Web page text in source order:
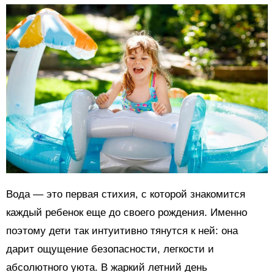
Вода — это первая стихия, с которой знакомится
каждый ребенок еще до своего рождения. Именно
поэтому дети так интуитивно тянутся к ней: она
дарит ощущение безопасности, легкости и
абсолютного уюта. В жаркий летний день